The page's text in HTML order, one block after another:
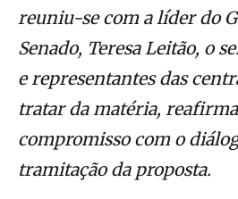
reuniu-se com a líder do
Senado, Teresa Leitão, o
e representantes das
tratar da matéria,
compromisso com o
tramitação da proposta.